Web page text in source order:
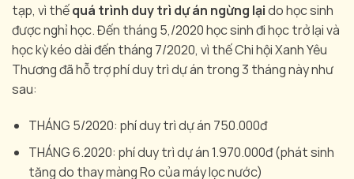
tạp, vì thếquá trình duy trì dự án ngừng lạido học sinh
được nghỉ học. Đến tháng 5,/2020 học sinh đi học trở lại và
học kỳ kéo dài đến tháng 7/2020, vì thế Chi hội Xanh Yêu
Thương đã hỗ trợ phí duy trì dự án trong 3 tháng này như
sau:
THÁNG 5/2020: phí duy trì dự án 750.000đ
THÁNG 6.2020: phí duy trì dự án 1.970.000đ (phát sinh
tăng do thay màng Ro của máy lọc nước)